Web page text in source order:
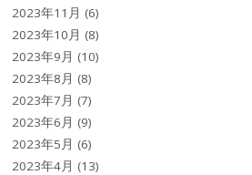
2023年11月 (6)
2023年10月 (8)
2023年9月 (10)
2023年8月 (8)
2023年7月 (7)
2023年6月 (9)
2023年5月 (6)
2023年4月 (13)